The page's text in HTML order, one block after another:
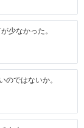
少なかった。
のではないか。